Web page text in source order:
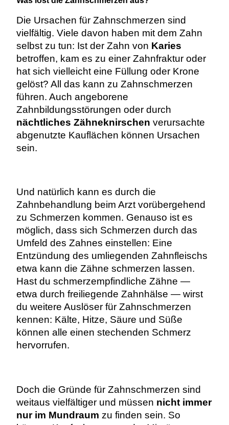
Die Ursachen für Zahnschmerzen sind
vielfältig. Viele davon haben mit dem Zahn
selbst zu tun: Ist der Zahn von Karies
betroffen, kam es zu einer Zahnfraktur oder
hat sich vielleicht eine Füllung oder Krone
gelöst? All das kann zu Zahnschmerzen
führen. Auch angeborene
Zahnbildungsstörungen oder durch
nächtliches Zähneknirschen verursachte
abgenutzte Kauflächen können Ursachen
sein.
Und natürlich kann es durch die
Zahnbehandlung beim Arzt vorübergehend
zu Schmerzen kommen. Genauso ist es
möglich, dass sich Schmerzen durch das
Umfeld des Zahnes einstellen: Eine
Entzündung des umliegenden Zahnfleischs
etwa kann die Zähne schmerzen lassen.
Hast du schmerzempfindliche Zähne —
etwa durch freiliegende Zahnhälse — wirst
du weitere Auslöser für Zahnschmerzen
kennen: Kälte, Hitze, Säure und Süße
können alle einen stechenden Schmerz
hervorrufen.
Doch die Gründe für Zahnschmerzen sind
weitaus vielfältiger und müssen nicht immer
nur im Mundraum zu finden sein. So